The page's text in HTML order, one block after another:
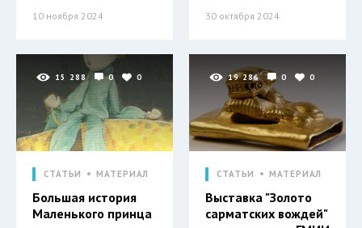
10 ноября 2024 30 октября 2024
15 288 0 0
СТАТЬИ МАТЕРИАЛ
Большая история
Маленького принца
19 286 0 0
СТАТЬИ МАТЕРИАЛ
Выставка "Золото
сарматских вождей"